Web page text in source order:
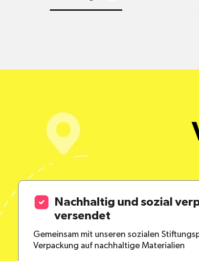
Nachhaltig und sozial
versendet
Gemeinsam mit unseren sozialen
Verpackung auf nachhaltige Materialien